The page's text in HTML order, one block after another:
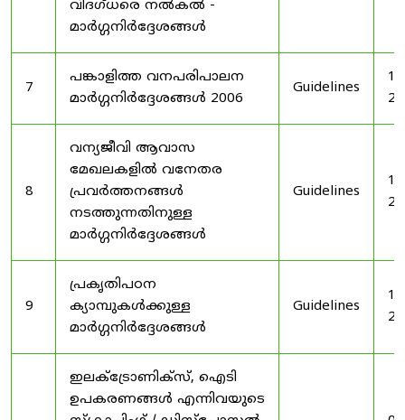
വിദഗ്ധരെ നൽകൽ -
മാർഗ്ഗനിർദ്ദേശങ്ങൾ
7
പങ്കാളിത്ത വനപരിപാലന
മാർഗ്ഗനിർദ്ദേശങ്ങൾ 2006
Guidelines
8
വന്യജീവി ആവാസ
മേഖലകളിൽ വനേതര
പ്രവർത്തനങ്ങൾ
നടത്തുന്നതിനുള്ള
മാർഗ്ഗനിർദ്ദേശങ്ങൾ
Guidelines
9
പ്രകൃതിപഠന
ക്യാമ്പുകൾക്കുള്ള
മാർഗ്ഗനിർദ്ദേശങ്ങൾ
Guidelines
ഇലക്‌ട്രോണിക്‌സ്, ഐടി
ഉപകരണങ്ങൾ എന്നിവയുടെ